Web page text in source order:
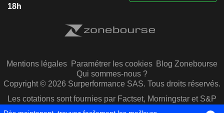
18h
Mentions légales Paramétrer les cookies Blog Zonebourse
Qui sommes-nous ?
Copyright © 2026 Surperformance SAS. Tous droits réservés.
Les cotations sont fournies par Factset, Morningstar et S&P
Capital IQ